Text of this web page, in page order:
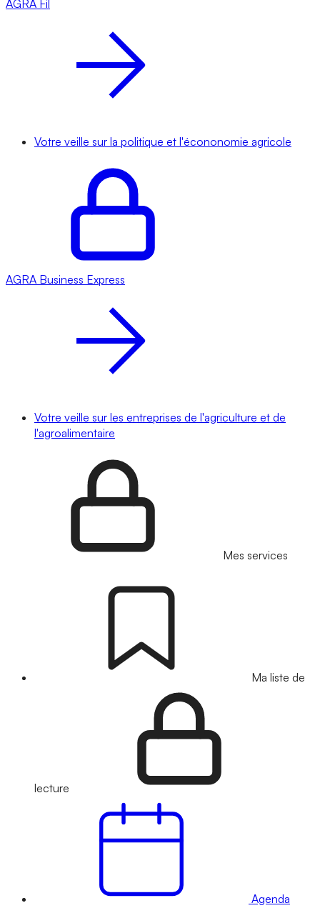
AGRA Fil
Votre veille sur la politique et l'écononomie agricole
AGRA Business Express
Votre veille sur les entreprises de l'agriculture et de
l'agroalimentaire
Mes services
Ma liste de
lecture
Agenda